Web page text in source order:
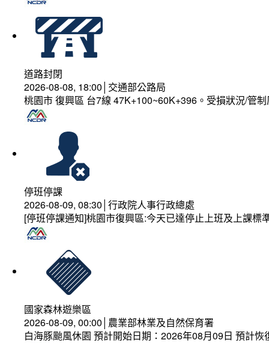
道路封閉
2026-08-08, 18:00│交通部公路局
桃園市 復興區 台7線 47K+100~60K+396。受損狀況/管
停班停課
2026-08-09, 08:30│行政院人事行政總處
[停班停課通知]桃園市復興區:今天已達停止上班及上課
國家森林遊樂區
2026-08-09, 00:00│農業部林業及自然保育署
白海豚颱風休園 預計開始日期：2026年08月09日 預計